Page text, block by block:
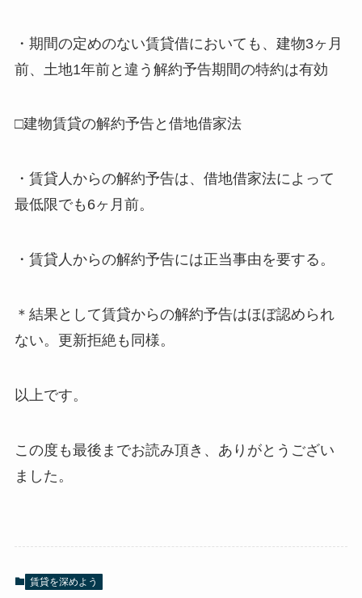
・期間の定めのない賃貸借においても、建物3ヶ月
前、土地1年前と違う解約予告期間の特約は有効
□建物賃貸の解約予告と借地借家法
・賃貸人からの解約予告は、借地借家法によって
最低限でも6ヶ月前。
・賃貸人からの解約予告には正当事由を要する。
＊結果として賃貸からの解約予告はほぼ認められ
ない。更新拒絶も同様。
以上です。
この度も最後までお読み頂き、ありがとうござい
ました。
賃貸を深めよう